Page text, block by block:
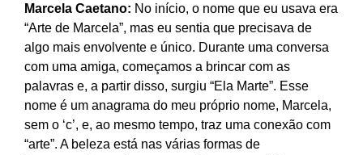
Marcela Caetano: No início, o nome que eu usava era
“Arte de Marcela”, mas eu sentia que precisava de
algo mais envolvente e único. Durante uma conversa
com uma amiga, começamos a brincar com as
palavras e, a partir disso, surgiu “Ela Marte”. Esse
nome é um anagrama do meu próprio nome, Marcela,
sem o ‘c’, e, ao mesmo tempo, traz uma conexão com
“arte”. A beleza está nas várias formas de